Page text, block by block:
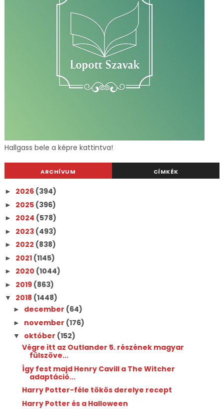
Hallgass bele a képre kattintva!
ARCHÍVUM CÍMKÉK
► 2026 (394)
► 2025 (396)
► 2024 (578)
► 2023 (493)
► 2022 (838)
► 2021 (1145)
► 2020 (1044)
► 2019 (863)
▼ 2018 (1448)
► december (64)
► november (176)
▼ október (152)
Végre itt az Outlander 5. részének magyar
fülszöve...
Így fest majd Henry Cavill a The Witcher
adaptáció...
Harry Potter-féle tökös derelye recept
Harry Potter és a Halloween